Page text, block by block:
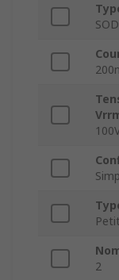
2